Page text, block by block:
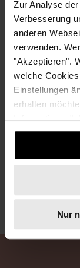
Zur Analyse
Verbesserung
anderen
verwenden.
"Akzeptieren".
welche
Einstellungen
erhalten
Informationen".
widerrufen.
Nur
Expertin
Female
Gender